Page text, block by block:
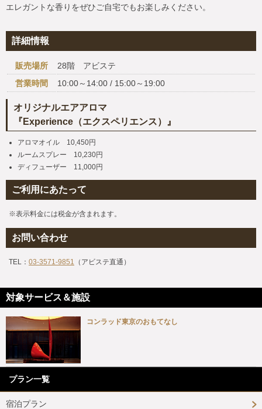
エレガントな香りをぜひご自宅でもお楽しみください。
詳細情報
販売場所
28階 アビステ
営業時間
10:00～14:00 / 15:00～19:00
オリジナルエアアロマ
『Experience（エクスペリエンス）』
アロマオイル 10,450円
ルームスプレー 10,230円
ディフューザー 11,000円
ご利用にあたって
※表示料金には税金が含まれます。
お問い合わせ
TEL： 03-3571-9851 （アビステ直通）
対象サービス＆施設
コンラッド東京のおもてなし
プラン一覧
宿泊プラン